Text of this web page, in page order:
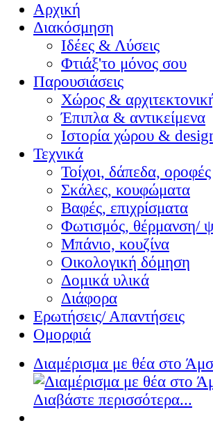
Αρχική
Διακόσμηση
Ιδέες & Λύσεις
Φτιάξ'το μόνος σου
Παρουσιάσεις
Χώρος &
Έπιπλα & αντικείμενα
Ιστορία χώρου &
Τεχνικά
Τοίχοι, δάπεδα, οροφές
Σκάλες, κουφώματα
Βαφές, επιχρίσματα
Φωτισμός, θέρμανση/
Μπάνιο, κουζίνα
Οικολογική δόμηση
Δομικά υλικά
Διάφορα
Ερωτήσεις/ Απαντήσεις
Ομορφιά
Διαμέρισμα με θέα στο
Διαβάστε περισσότερα...